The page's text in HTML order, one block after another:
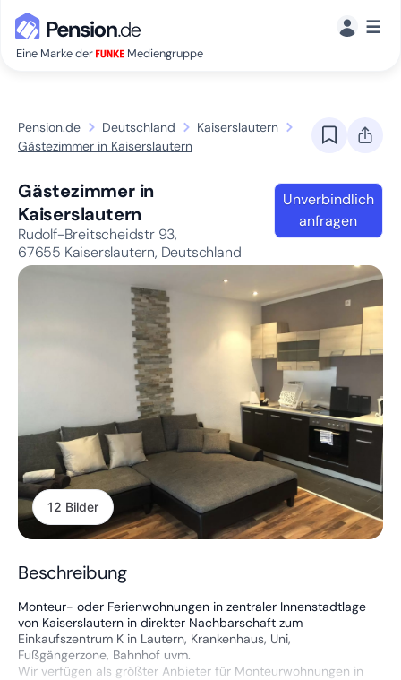
Eine Marke der Mediengruppe
☰
Pension.de Deutschland
Kaiserslautern
Gästezimmer in Kaiserslautern
Gästezimmer in
Kaiserslautern
Rudolf-Breitscheidstr 93,
67655 Kaiserslautern, Deutschland
Unverbindlich
anfragen
12 Bilder
Beschreibung
Monteur- oder Ferienwohnungen in zentraler Innenstadtlage
von Kaiserslautern in direkter Nachbarschaft zum
Einkaufszentrum K in Lautern, Krankenhaus, Uni,
Fußgängerzone, Bahnhof uvm.
Wir verfügen als größter Anbieter für Monteurwohnungen in